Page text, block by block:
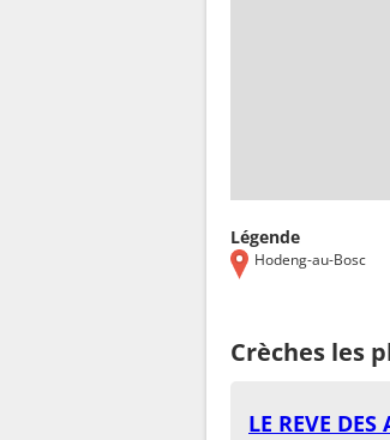
Légende
Hodeng-au-Bosc
Crèches les
LE REVE DES